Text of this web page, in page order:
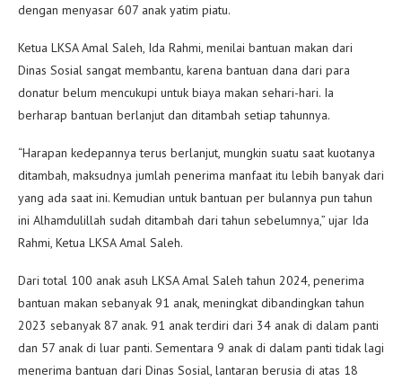
dengan menyasar 607 anak yatim piatu.
Ketua LKSA Amal Saleh, Ida Rahmi, menilai bantuan makan dari
Dinas Sosial sangat membantu, karena bantuan dana dari para
donatur belum mencukupi untuk biaya makan sehari-hari. Ia
berharap bantuan berlanjut dan ditambah setiap tahunnya.
“Harapan kedepannya terus berlanjut, mungkin suatu saat kuotanya
ditambah, maksudnya jumlah penerima manfaat itu lebih banyak dari
yang ada saat ini. Kemudian untuk bantuan per bulannya pun tahun
ini Alhamdulillah sudah ditambah dari tahun sebelumnya,” ujar Ida
Rahmi, Ketua LKSA Amal Saleh.
Dari total 100 anak asuh LKSA Amal Saleh tahun 2024, penerima
bantuan makan sebanyak 91 anak, meningkat dibandingkan tahun
2023 sebanyak 87 anak. 91 anak terdiri dari 34 anak di dalam panti
dan 57 anak di luar panti. Sementara 9 anak di dalam panti tidak lagi
menerima bantuan dari Dinas Sosial, lantaran berusia di atas 18